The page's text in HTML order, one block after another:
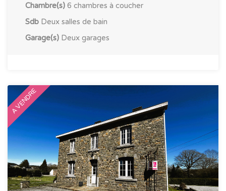
Chambre(s) 6 chambres à coucher
Sdb Deux salles de bain
Garage(s) Deux garages
A VENDRE